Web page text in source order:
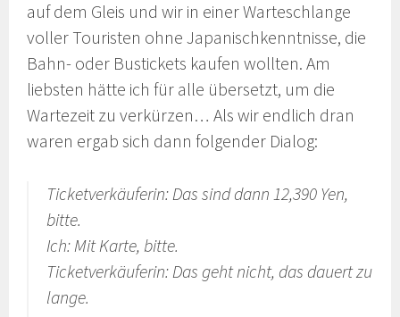
auf dem Gleis und wir in einer Warteschlange
voller Touristen ohne Japanischkenntnisse, die
Bahn- oder Bustickets kaufen wollten. Am
liebsten hätte ich für alle übersetzt, um die
Wartezeit zu verkürzen… Als wir endlich dran
waren ergab sich dann folgender Dialog:
Ticketverkäuferin: Das sind dann 12,390 Yen,
bitte.
Ich: Mit Karte, bitte.
Ticketverkäuferin: Das geht nicht, das dauert zu
lange.